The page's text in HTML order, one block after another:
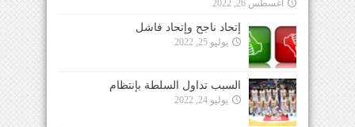
أغسطس 26, 2022
إتحاد ناجح وإتحاد فاشل
يوليو 25, 2022
السبب تداول السلطة بإنتظام
يوليو 24, 2022